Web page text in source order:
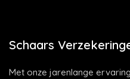
Schaars
Met onze jarenlange